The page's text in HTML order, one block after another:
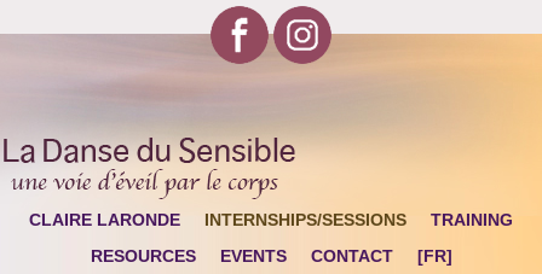
CLAIRE LARONDE INTERNSHIPS/SESSIONS
TRAINING
RESOURCES
EVENTS CONTACT [FR]